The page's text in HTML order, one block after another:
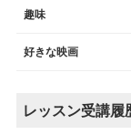
趣味
好きな映画
レッスン受講履